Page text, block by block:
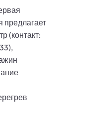
предлагает
(контакт: